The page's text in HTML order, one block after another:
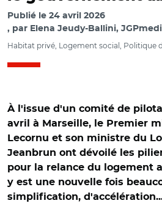
Publié le 24 avril 2026
par Elena Jeudy-Ballini,
Habitat privé, Logement social, Politique
À l'issue d'un comité de
avril à Marseille, le Premier
Lecornu et son ministre du
Jeanbrun ont dévoilé les
pour la relance du logement
y est une nouvelle fois
simplification,